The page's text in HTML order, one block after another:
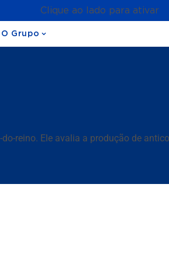
Clique ao lado para ativar
O Grupo
reino. Ele avalia a produção de